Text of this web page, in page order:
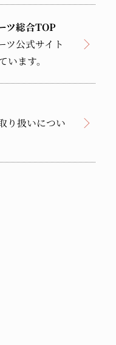
ツ総合TOP
ツ公式サイト
ます。
り扱いについ